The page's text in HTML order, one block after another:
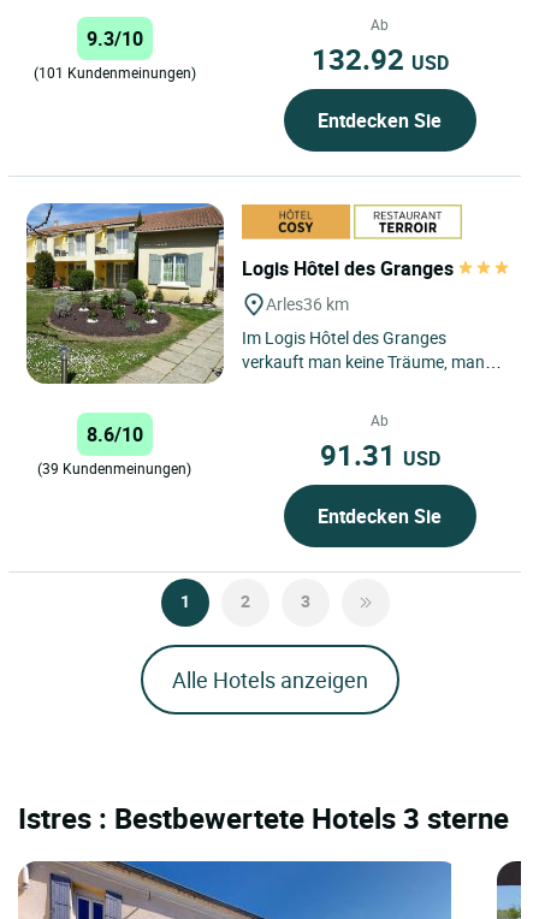
du-Rhône willkommen...
9.3/10
(101 Kundenmeinungen)
Ab
132.92 USD
Entdecken Sie
Logis Hôtel des Granges
Arles36 km
Im Logis Hôtel des Granges
verkauft man keine Träume, man
8.6/10
(39 Kundenmeinungen)
Ab
91.31 USD
Entdecken Sie
1 2 3
Alle Hotels anzeigen
Istres : Bestbewertete Hotels 3 sterne